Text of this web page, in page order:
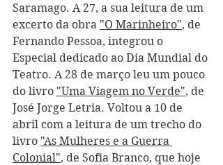
Saramago. A 27, a sua leitura de um
excerto da obra "O Marinheiro", de
Fernando Pessoa, integrou o
Especial dedicado ao Dia Mundial do
Teatro. A 28 de março leu um pouco
do livro "Uma Viagem no Verde", de
José Jorge Letria. Voltou a 10 de
abril com a leitura de um trecho do
livro "As Mulheres e a Guerra
Colonial", de Sofia Branco, que hoje